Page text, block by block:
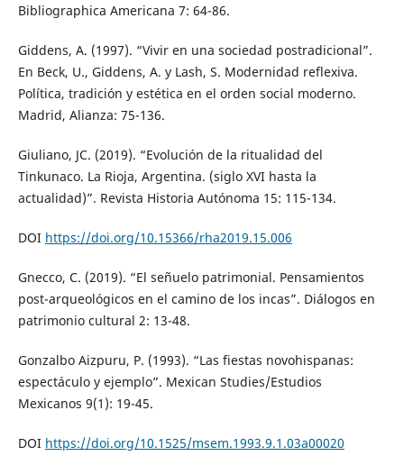
Bibliographica Americana 7: 64-86.
Giddens, A. (1997). “Vivir en una sociedad postradicional”.
En Beck, U., Giddens, A. y Lash, S. Modernidad reflexiva.
Política, tradición y estética en el orden social moderno.
Madrid, Alianza: 75-136.
Giuliano, JC. (2019). “Evolución de la ritualidad del
Tinkunaco. La Rioja, Argentina. (siglo XVI hasta la
actualidad)”. Revista Historia Autónoma 15: 115-134.
DOI https://doi.org/10.15366/rha2019.15.006
Gnecco, C. (2019). “El señuelo patrimonial. Pensamientos
post-arqueológicos en el camino de los incas”. Diálogos en
patrimonio cultural 2: 13-48.
Gonzalbo Aizpuru, P. (1993). “Las fiestas novohispanas:
espectáculo y ejemplo”. Mexican Studies/Estudios
Mexicanos 9(1): 19-45.
DOI https://doi.org/10.1525/msem.1993.9.1.03a00020